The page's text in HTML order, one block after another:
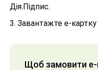
Дія.Підпис.
3. Завантажте е-
Щоб замовити е-